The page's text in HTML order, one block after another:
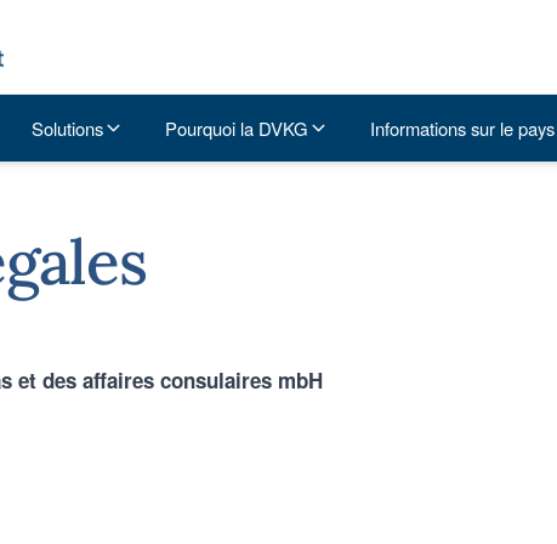
Solutions Pourquoi la DVKG Informations sur le pays
et des affaires consulaires mbH